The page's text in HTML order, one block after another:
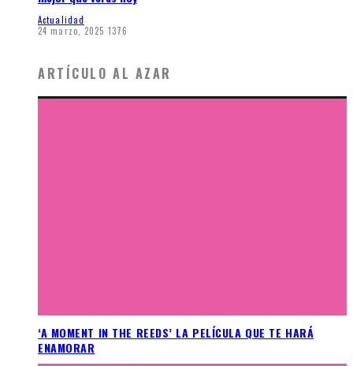
Actualidad
24 marzo, 2025 1376
ARTÍCULO AL AZAR
‘A MOMENT IN THE REEDS’ LA PELÍCULA QUE TE HARÁ
ENAMORAR